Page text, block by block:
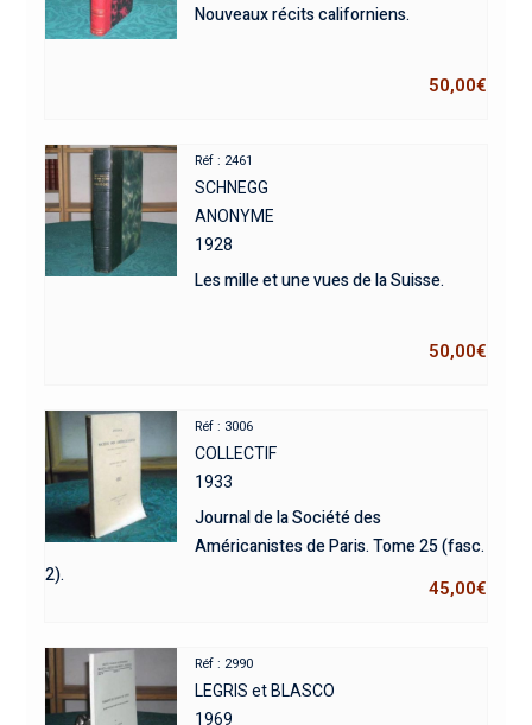
Nouveaux récits californiens.
50,00€
Réf : 2461
SCHNEGG
ANONYME
1928
Les mille et une vues de la Suisse.
50,00€
Réf : 3006
COLLECTIF
1933
Journal de la Société des
Américanistes de Paris. Tome 25 (fasc.
2).
45,00€
Réf : 2990
LEGRIS et BLASCO
1969